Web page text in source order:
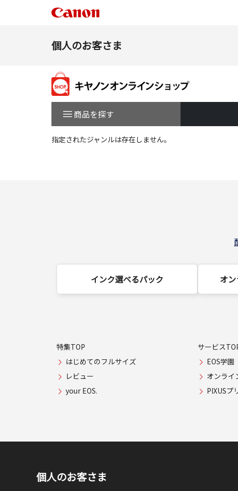
個人のお客さま
商品を探す
指定されたジャンルは存在しません。
インク選べるパック オ
特集TOP
はじめてのフルサイズ
レビュー
your EOS.
サービス
EOS学園
オンライ
PIXUSプ
個人のお客さま